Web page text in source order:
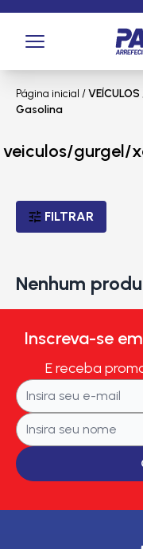
Página inicial /VEÍCULOS
Gasolina
veiculos/gurgel/
FILTRAR
Nenhum
Inscreva-se
E receba